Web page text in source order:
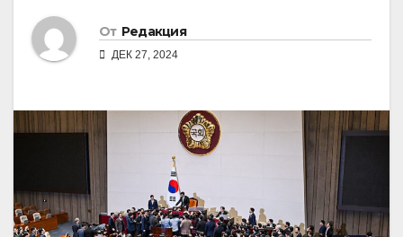
От Редакция
ДЕК 27, 2024